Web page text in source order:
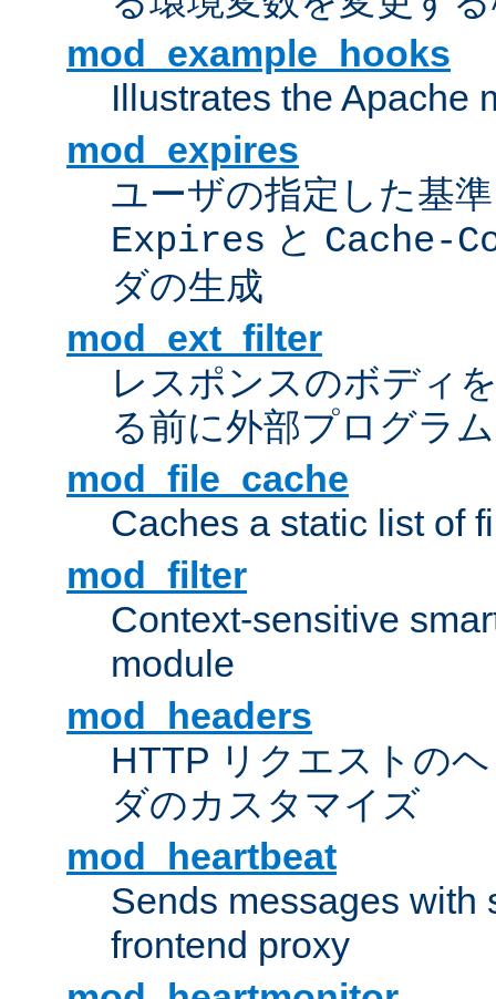
mod_example_hooks
Illustrates the Apache
mod_expires
ユーザの指定した基
Expires と Cache-
ダの生成
mod_ext_filter
レスポンスのボディ
る前に外部プログラ
mod_file_cache
Caches a static list of
mod_filter
Context-sensitive
module
mod_headers
HTTP リクエストの
ダのカスタマイズ
mod_heartbeat
Sends messages with
frontend proxy